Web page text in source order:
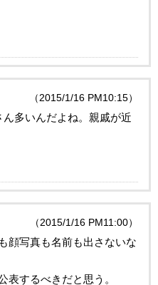
（2015/1/16 PM10:15）
多いんだよね。親戚が近
（2015/1/16 PM11:00）
顔写真も名前も出さないな
表するべきだと思う。